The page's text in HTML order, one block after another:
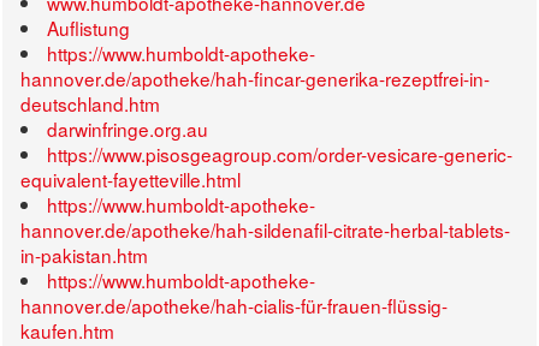
Auflistung
https://www.humboldt-apotheke-
hannover.de/apotheke/hah-fincar-generika-rezeptfrei-in-
deutschland.htm
darwinfringe.org.au
https://www.pisosgeagroup.com/order-vesicare-generic-
equivalent-fayetteville.html
https://www.humboldt-apotheke-
hannover.de/apotheke/hah-sildenafil-citrate-herbal-tablets-
in-pakistan.htm
https://www.humboldt-apotheke-
hannover.de/apotheke/hah-cialis-für-frauen-flüssig-
kaufen.htm